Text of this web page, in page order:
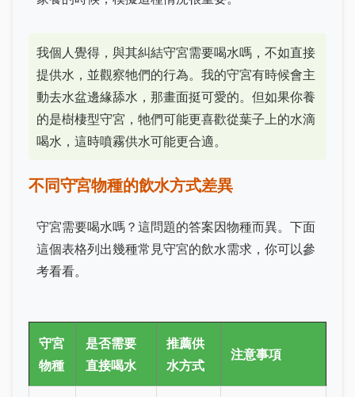
我個人覺得，與其糾結守宮需要喝水嗎，不如直接
提供水，並觀察牠們的行為。我的守宮有時候會主
動去水盆邊緣舔水，那畫面挺可愛的。但如果你養
的是樹棲型守宮，牠們可能更喜歡從葉子上的水滴
喝水，這時噴霧供水可能更合適。
不同守宮物種的飲水方式差異
守宮需要喝水嗎？這問題的答案因物種而異。下面
這個表格列出幾種常見守宮的飲水需求，你可以參
考看看。
守宮
物種
是否需要
直接喝水
推薦供
水方式
注意事項